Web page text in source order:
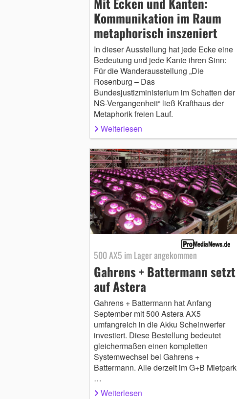
Kommunikation im Raum
metaphorisch inszeniert
In dieser Ausstellung hat jede Ecke eine
Bedeutung und jede Kante ihren Sinn:
Für die Wanderausstellung „Die
Rosenburg – Das
Bundesjustizministerium im Schatten der
NS-Vergangenheit“ ließ Krafthaus der
Metaphorik freien Lauf.
Weiterlesen
500 AX5 im Lager angekommen
Gahrens + Battermann setzt
auf Astera
Gahrens + Battermann hat Anfang
September mit 500 Astera AX5
umfangreich in die Akku Scheinwerfer
investiert. Diese Bestellung bedeutet
gleichermaßen einen kompletten
Systemwechsel bei Gahrens +
Battermann. Alle derzeit im G+B Mietpark
…
Weiterlesen